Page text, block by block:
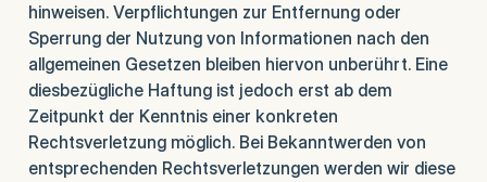
hinweisen. Verpflichtungen zur Entfernung oder
Sperrung der Nutzung von Informationen nach den
allgemeinen Gesetzen bleiben hiervon unberührt. Eine
diesbezügliche Haftung ist jedoch erst ab dem
Zeitpunkt der Kenntnis einer konkreten
Rechtsverletzung möglich. Bei Bekanntwerden von
entsprechenden Rechtsverletzungen werden wir diese